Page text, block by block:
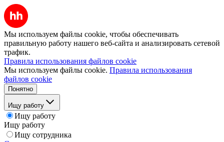
Мы используем файлы cookie, чтобы обеспечивать
правильную работу нашего веб-сайта и анализировать сетевой
трафик.
Правила использования файлов cookie
Мы используем файлы cookie. Правила использования
файлов cookie
Понятно
Ищу работу
Ищу работу
Ищу работу
Ищу сотрудника